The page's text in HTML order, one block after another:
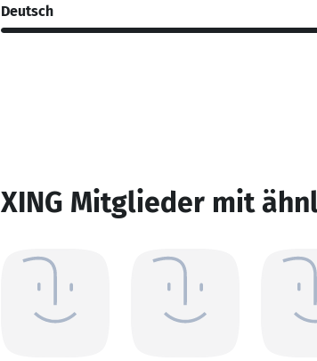
Deutsch
XING Mitglieder mit